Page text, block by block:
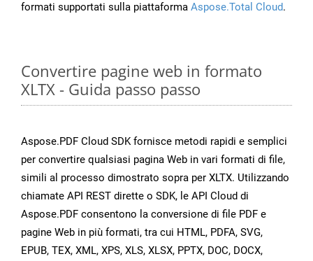
formati supportati sulla piattaforma Aspose.Total Cloud.
Convertire pagine web in formato
XLTX - Guida passo passo
Aspose.PDF Cloud SDK fornisce metodi rapidi e semplici
per convertire qualsiasi pagina Web in vari formati di file,
simili al processo dimostrato sopra per XLTX. Utilizzando
chiamate API REST dirette o SDK, le API Cloud di
Aspose.PDF consentono la conversione di file PDF e
pagine Web in più formati, tra cui HTML, PDFA, SVG,
EPUB, TEX, XML, XPS, XLS, XLSX, PPTX, DOC, DOCX,